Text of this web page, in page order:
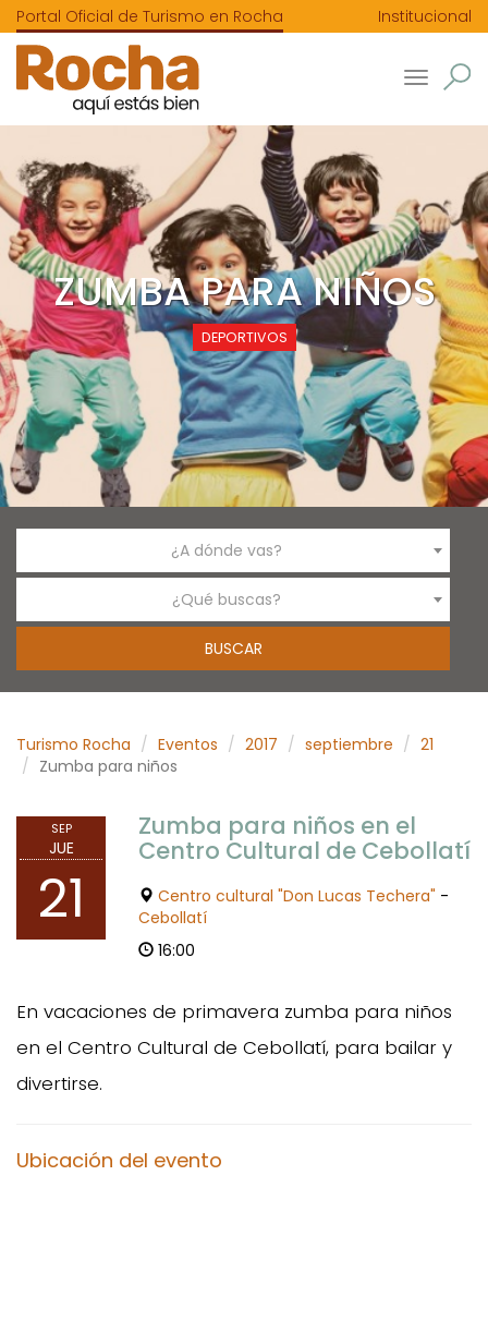
Portal Oficial de Turismo en Rocha Institucional
Toggle
ZUMBA PARA NIÑOS
DEPORTIVOS
¿A dónde vas?
¿Qué buscas?
Turismo Rocha Eventos 2017 septiembre
21
Zumba para niños
SEP
JUE
21
Zumba para niños en el
Centro Cultural de Cebollatí
Centro cultural "Don Lucas Techera" -
Cebollatí
16:00
En vacaciones de primavera zumba para niños
en el Centro Cultural de Cebollatí, para bailar y
divertirse.
Ubicación del evento